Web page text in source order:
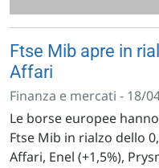
Ftse Mib apre in
Affari
Finanza e mercati - 18/
Le borse europee
Ftse Mib in rialzo dello
Affari, Enel (+1,5%),